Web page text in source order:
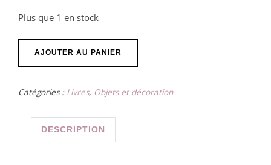
Plus que 1 en stock
quantité
de
"L'Aube
Cendres"
AJOUTER AU PANIER
Catégories : Livres, Objets et décoration
DESCRIPTION